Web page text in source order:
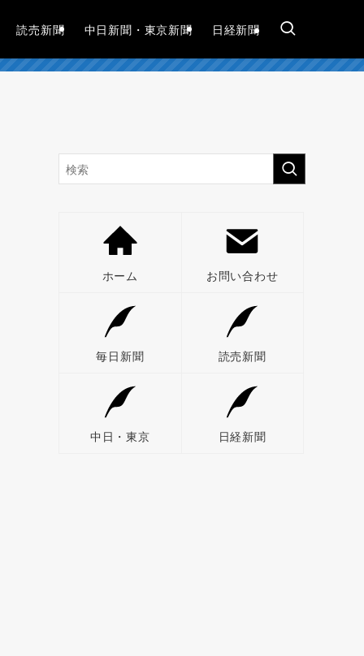
読売新聞 中日新聞・東京新聞 日経新聞
ホーム お問い合わせ
毎日新聞 読売新聞
中日・東京 日経新聞